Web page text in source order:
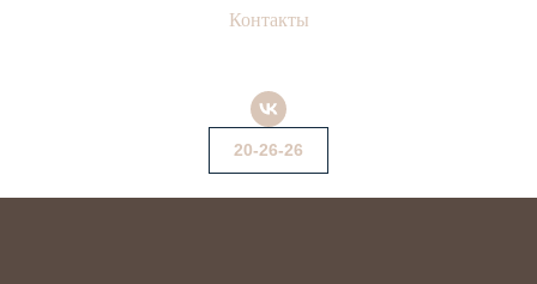
Контакты
20-26-26